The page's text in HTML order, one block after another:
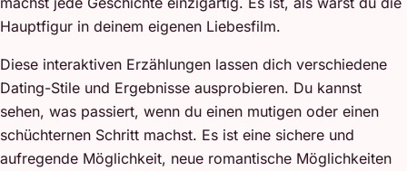
Hauptfigur in deinem eigenen Liebesfilm.
Diese interaktiven Erzählungen lassen dich verschiedene
Dating-Stile und Ergebnisse ausprobieren. Du kannst
sehen, was passiert, wenn du einen mutigen oder einen
schüchternen Schritt machst. Es ist eine sichere und
aufregende Möglichkeit, neue romantische Möglichkeiten